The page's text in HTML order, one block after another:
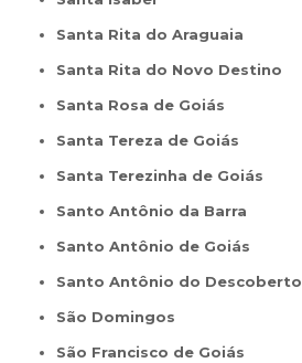
Santa Rita do Araguaia
Santa Rita do Novo Destino
Santa Rosa de Goiás
Santa Tereza de Goiás
Santa Terezinha de Goiás
Santo Antônio da Barra
Santo Antônio de Goiás
Santo Antônio do Descoberto
São Domingos
São Francisco de Goiás